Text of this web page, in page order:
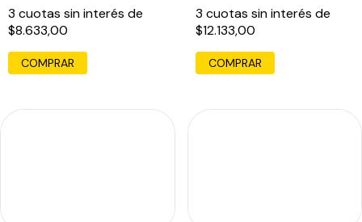
3 cuotas sin interés de
$8.633,00
3 cuotas sin interés de
$12.133,00